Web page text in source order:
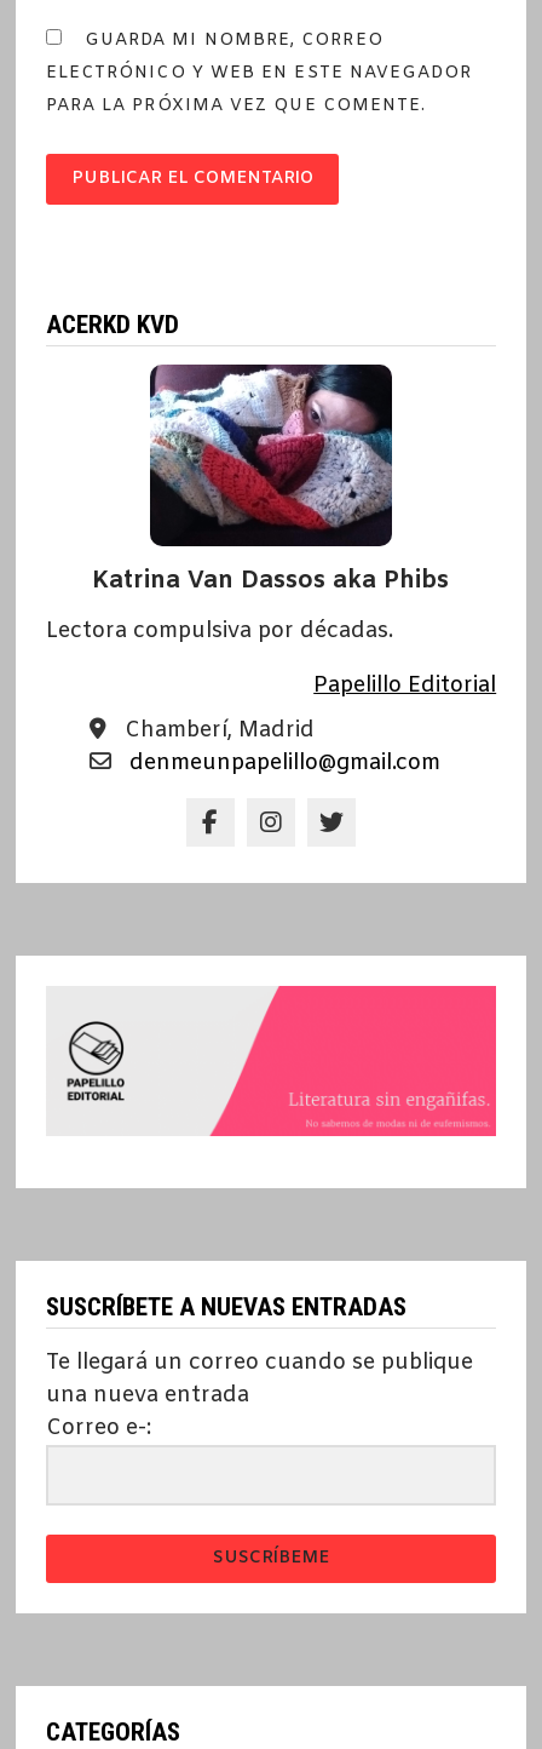
GUARDA MI NOMBRE, CORREO
ELECTRÓNICO Y WEB EN ESTE NAVEGADOR
PARA LA PRÓXIMA VEZ QUE COMENTE.
ACERKD KVD
Katrina Van Dassos aka Phibs
Lectora compulsiva por décadas.
Papelillo Editorial
Chamberí, Madrid
denmeunpapelillo@gmail.com
SUSCRÍBETE A NUEVAS ENTRADAS
Te llegará un correo cuando se publique
una nueva entrada
Correo e-:
SUSCRÍBEME
CATEGORÍAS